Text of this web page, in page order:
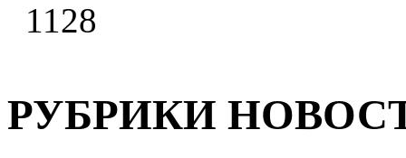
1128
РУБРИКИ